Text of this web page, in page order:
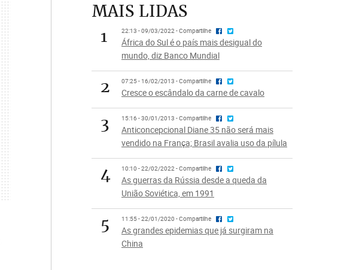
MAIS LIDAS
1
22:13 - 09/03/2022 - Compartilhe
África do Sul é o país mais desigual do
mundo, diz Banco Mundial
2 07:25 - 16/02/2013 - Compartilhe
Cresce o escândalo da carne de cavalo
3 15:16 - 30/01/2013 - Compartilhe
Anticoncepcional Diane 35 não será mais
vendido na França; Brasil avalia uso da pílula
4 10:10 - 22/02/2022 - Compartilhe
As guerras da Rússia desde a queda da
União Soviética, em 1991
5 11:55 - 22/01/2020 - Compartilhe
As grandes epidemias que já surgiram na
China